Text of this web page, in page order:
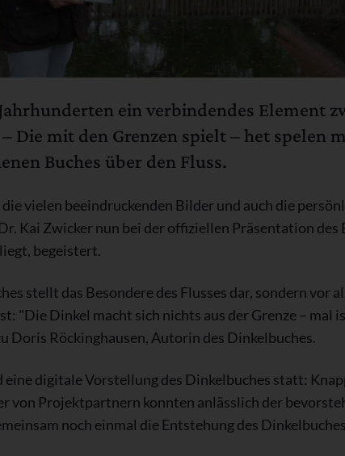
ein verbindendes Element
Die mit den Grenzen spielt – het spelen
Buches über den Fluss.
vielen beeindruckenden Bilder und auch die
Kai Zwicker nun bei der offiziellen Präsentation des
begeistert.
stellt das Besondere des Flusses dar, sondern vor
"Die Dinkel macht sich nichts aus der Grenze – mal
Doris Röckinghausen, Autorin des Dinkelbuches.
eine digitale Vorstellung des Dinkelbuches statt:
von Projektpartnern konnten anlässlich der
noch einmal die Entstehung des